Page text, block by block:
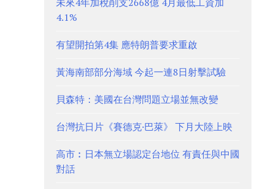
4.1%
有望開拍第4集 應特朗普要求重啟
黃海南部部分海域 今起一連8日射擊試驗
貝森特：美國在台灣問題立場並無改變
台灣抗日片《賽德克·巴萊》 下月大陸上映
高市︰日本無立場認定台地位 有責任與中國
對話